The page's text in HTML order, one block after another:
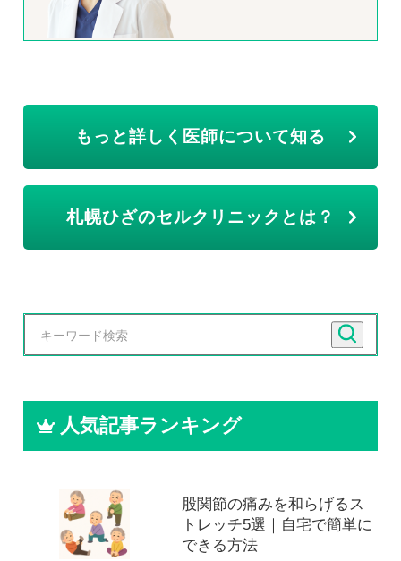
もっと詳しく医師について知る
札幌ひざのセルクリニックとは？
人気記事ランキング
股関節の痛みを和らげるス
トレッチ5選｜自宅で簡単に
できる方法